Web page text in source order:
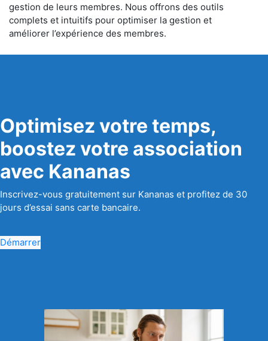
gestion de leurs membres. Nous offrons des outils
complets et intuitifs pour optimiser la gestion et
améliorer l’expérience des membres.
Optimisez votre temps,
boostez votre association
avec Kananas
Inscrivez-vous gratuitement sur Kananas et profitez de 30
jours d’essai sans carte bancaire.
Démarrer